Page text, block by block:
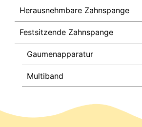
Herausnehmbare Zahnspange
Festsitzende Zahnspange
Gaumenapparatur
Multiband